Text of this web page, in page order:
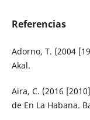
Referencias
Adorno, T. (2004
Akal.
Aira, C. (2016
de En La Habana.